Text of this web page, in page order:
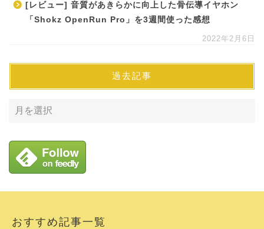
[レビュー] 音質があきらかに向上した骨伝導イヤホン
「Shokz OpenRun Pro」を3週間使った感想
2022年2月6日
過去記事
おすすめ記事一覧